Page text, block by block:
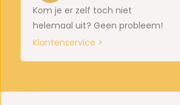
Kom je er zelf toch niet
helemaal uit? Geen probleem!
Klantenservice >